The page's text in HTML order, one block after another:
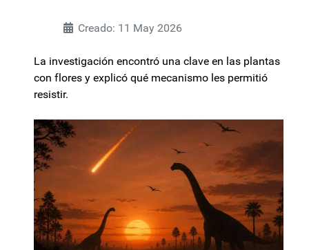
Creado: 11 May 2026
La investigación encontró una clave en las plantas
con flores y explicó qué mecanismo les permitió
resistir.